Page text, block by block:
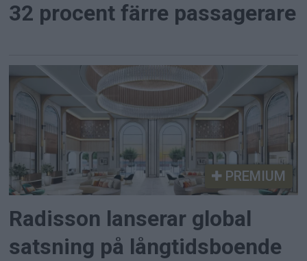
32 procent färre passagerare
PREMIUM
Radisson lanserar global
satsning på långtidsboende